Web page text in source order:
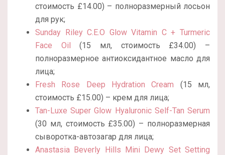
стоимость £14.00) – полноразмерный лосьон
для рук;
Sunday Riley C.E.O Glow Vitamin C + Turmeric
Face Oil (15 мл, стоимость £34.00) –
полноразмерное антиоксидантное масло для
лица;
Fresh Rose Deep Hydration Cream (15 мл,
стоимость £15.00) – крем для лица;
Tan-Luxe Super Glow Hyaluronic Self-Tan Serum
(30 мл, стоимость £35.00) – полноразмерная
сыворотка-автозагар для лица;
Anastasia Beverly Hills Mini Dewy Set Setting